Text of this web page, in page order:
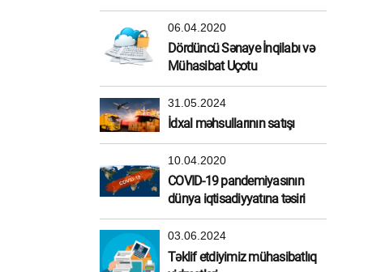
06.04.2020
Dördüncü Sənaye İnqilabı və
Mühasibat Uçotu
31.05.2024
İdxal məhsullarının satışı
10.04.2020
COVID-19 pandemiyasının
dünya iqtisadiyyatına təsiri
03.06.2024
Təklif etdiyimiz mühasibatlıq